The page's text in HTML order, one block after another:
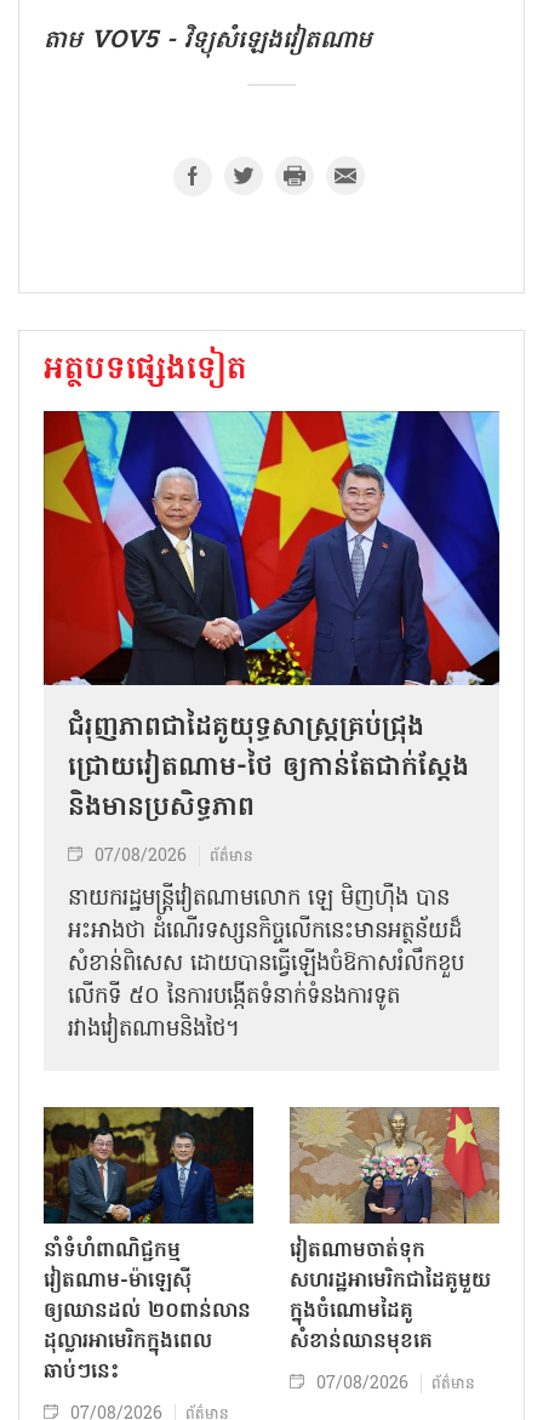
តាម VOV5 - វិទ្យុសំឡេងវៀតណាម
អត្ថបទផ្សេងទៀត
ជំរុញភាពជាដៃគូយុទ្ធសាស្ត្រគ្រប់ជ្រុង
ជ្រោយវៀតណាម-ថៃ ឲ្យកាន់តែជាក់ស្ដែង
និងមានប្រសិទ្ធភាព
07/08/2026 ព័ត៌មាន
នាយករដ្ឋមន្ត្រីវៀតណាមលោក ឡេ មិញហ៊ឹង បាន
អះអាងថា ដំណើរទស្សនកិច្ចលើកនេះមានអត្ថន័យដ៏
សំខាន់ពិសេស ដោយបានធ្វើឡើងចំឱកាសរំលឹកខួប
លើកទី ៥០ នៃការបង្កើតទំនាក់ទំនងការទូត
រវាងវៀតណាមនិងថៃ។
នាំទំហំពាណិជ្ជកម្ម
វៀតណាម-ម៉ាឡេស៊ី
ឲ្យឈានដល់ ២០ពាន់លាន
ដុល្លារអាមេរិកក្នុងពេល
ឆាប់ៗនេះ
វៀតណាមចាត់ទុក
សហរដ្ឋអាមេរិកជាដៃគូមួយ
ក្នុងចំណោមដៃគូ
សំខាន់ឈានមុខគេ
07/08/2026 ព័ត៌មាន